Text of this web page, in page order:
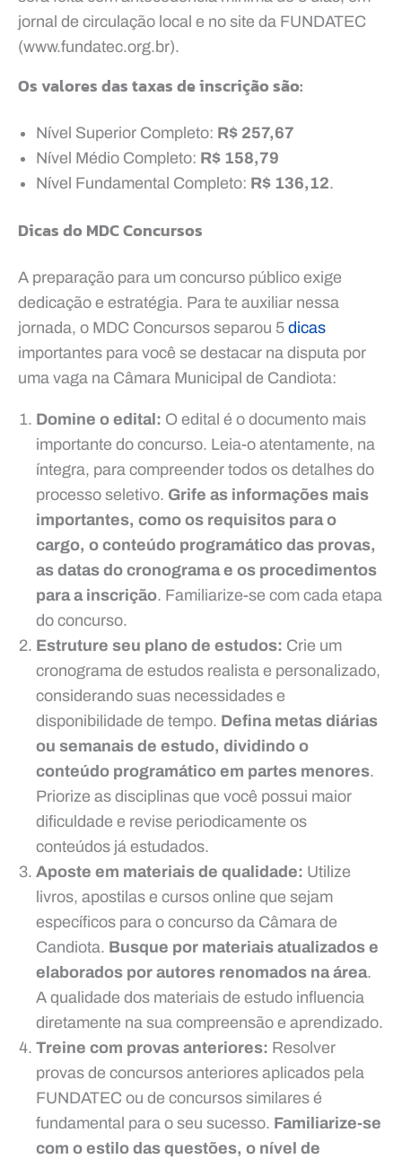
jornal de circulação local e no site da FUNDATEC
(www.fundatec.org.br).
Os valores das taxas de inscrição são:
Nível Superior Completo: R$ 257,67
Nível Médio Completo: R$ 158,79
Nível Fundamental Completo: R$ 136,12.
Dicas do MDC Concursos
A preparação para um concurso público exige
dedicação e estratégia. Para te auxiliar nessa
jornada, o MDC Concursos separou 5 dicas
importantes para você se destacar na disputa por
uma vaga na Câmara Municipal de Candiota:
Domine o edital: O edital é o documento mais
importante do concurso. Leia-o atentamente, na
íntegra, para compreender todos os detalhes do
processo seletivo. Grife as informações mais
importantes, como os requisitos para o
cargo, o conteúdo programático das provas,
as datas do cronograma e os procedimentos
para a inscrição. Familiarize-se com cada etapa
do concurso.
Estruture seu plano de estudos: Crie um
cronograma de estudos realista e personalizado,
considerando suas necessidades e
disponibilidade de tempo. Defina metas diárias
ou semanais de estudo, dividindo o
conteúdo programático em partes menores.
Priorize as disciplinas que você possui maior
dificuldade e revise periodicamente os
conteúdos já estudados.
Aposte em materiais de qualidade: Utilize
livros, apostilas e cursos online que sejam
específicos para o concurso da Câmara de
Candiota. Busque por materiais atualizados e
elaborados por autores renomados na área.
A qualidade dos materiais de estudo influencia
diretamente na sua compreensão e aprendizado.
Treine com provas anteriores: Resolver
provas de concursos anteriores aplicados pela
FUNDATEC ou de concursos similares é
fundamental para o seu sucesso. Familiarize-se
com o estilo das questões, o nível de